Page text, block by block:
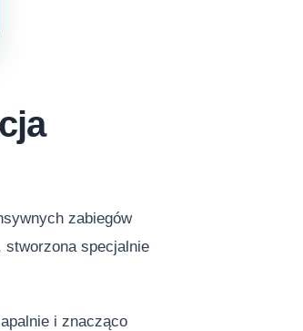
zabiegów
stworzona specjalnie
i znacząco